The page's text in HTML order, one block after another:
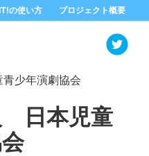
の使い方 プロジェクト概要
少年演劇協会
日本児童